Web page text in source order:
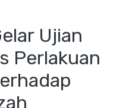
Ujian
Perlakuan